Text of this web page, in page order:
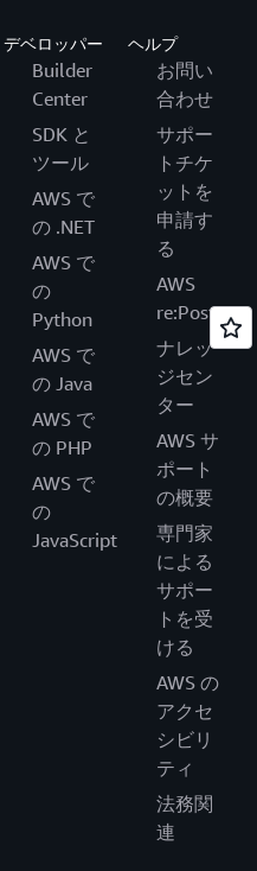
デベロッパー
Builder
Center
SDK と
ツール
AWS で
の .NET
AWS で
の
Python
AWS で
の Java
AWS で
の PHP
AWS で
の
JavaScript
ヘルプ
お問い
合わせ
サポー
トチケ
ットを
申請す
る
AWS
re:Post
ナレッ
ジセン
ター
AWS サ
ポート
の概要
専門家
による
サポー
トを受
ける
AWS の
アクセ
シビリ
ティ
法務関
連